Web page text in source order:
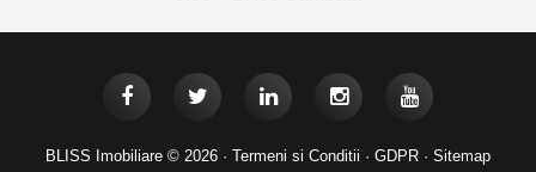
BLISS Imobiliare © 2026 · Termeni si Conditii · GDPR · Sitemap